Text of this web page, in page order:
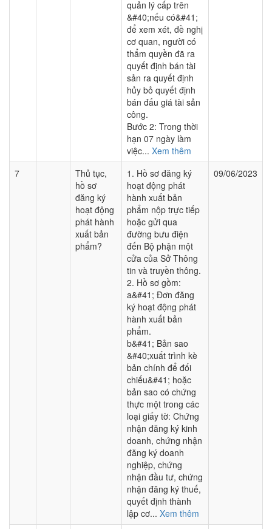
quản lý cấp trên
&#40;nếu có&#41;
để xem xét, đề nghị
cơ quan, người có
thẩm quyền đã ra
quyết định bán tài
sản ra quyết định
hủy bỏ quyết định
bán đấu giá tài sản
công.
Bước 2: Trong thời
hạn 07 ngày làm
việc... Xem thêm
7
Thủ tục,
hồ sơ
đăng ký
hoạt động
phát hành
xuất bản
phẩm?
1. Hồ sơ đăng ký
hoạt động phát
hành xuất bản
phẩm nộp trực tiếp
hoặc gửi qua
đường bưu điện
đến Bộ phận một
cửa của Sở Thông
tin và truyền thông.
2. Hồ sơ gồm:
a&#41; Đơn đăng
ký hoạt động phát
hành xuất bản
phẩm.
b&#41; Bản sao
&#40;xuất trình kè
bản chính để đối
chiếu&#41; hoặc
bản sao có chứng
thực một trong các
loại giấy tờ: Chứng
nhận đăng ký kinh
doanh, chứng nhận
đăng ký doanh
nghiệp, chứng
nhận đầu tư, chứng
nhận đăng ký thuế,
quyết định thành
lập cơ... Xem thêm
09/06/2023